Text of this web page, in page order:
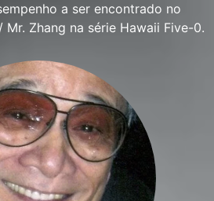
a ser encontrado no
Zhang na série Hawaii Five-0.